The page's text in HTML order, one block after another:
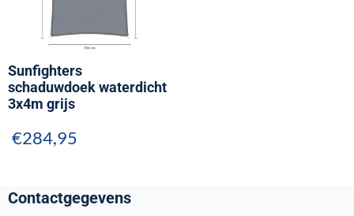
Sunfighters
schaduwdoek waterdicht
3x4m grijs
€284,95
Contactgegevens